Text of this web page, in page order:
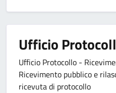
Ufficio
Ufficio Protocollo -
Ricevimento pubblico e
ricevuta di protocollo